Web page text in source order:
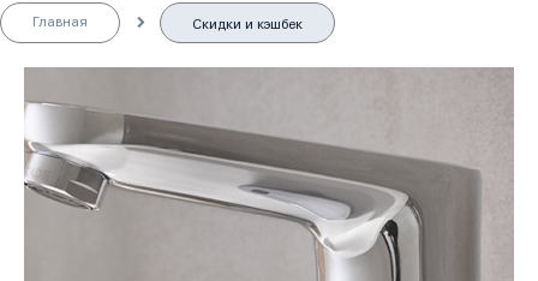
Главная Скидки и кэшбек